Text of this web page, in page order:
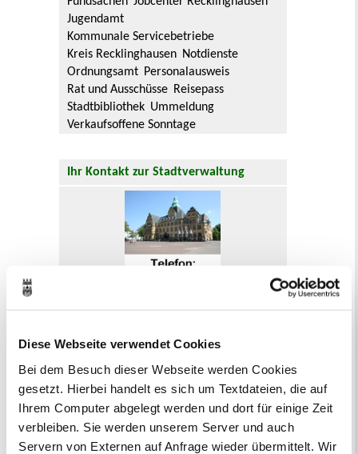
Diese Webseite verwendet Cookies
Bei dem Besuch dieser Webseite werden Cookies
gesetzt. Hierbei handelt es sich um Textdateien, die auf
Ihrem Computer abgelegt werden und dort für einige Zeit
verbleiben. Sie werden unserem Server und auch
Servern von Externen auf Anfrage wieder übermittelt. Wir
Jugendamt
Kommunale Servicebetriebe
Kreis Recklinghausen Notdienste
Ordnungsamt Personalausweis
Rat und Ausschüsse Reisepass
Stadtbibliothek Ummeldung
Verkaufsoffene Sonntage
Ihr Kontakt zur Stadtverwaltung
Beurkundung Vaterschaft, Sorge
Gewerbeangelegenheiten
Urkundenservice
Online-Service (Serviceportal)
Kontaktformular
Öffnungszeiten